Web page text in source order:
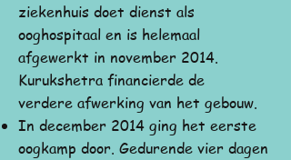
ziekenhuis doet dienst als
ooghospitaal en is helemaal
afgewerkt in november 2014.
Kurukshetra financierde de
verdere afwerking van het gebouw.
In december 2014 ging het eerste
oogkamp door. Gedurende vier dagen